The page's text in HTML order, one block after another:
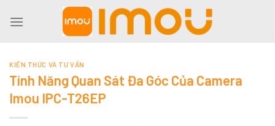
KIẾN THỨC VÀ TƯ VẤN
Tính Năng Quan Sát Đa Góc Của Camera
Imou IPC-T26EP